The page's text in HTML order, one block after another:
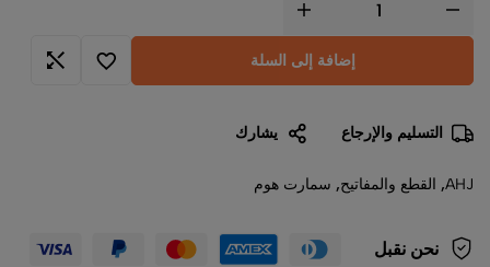
إضافة إلى السلة
التسليم والإرجاع يشارك
AHJ
, القطع والمفاتيح, سمارت هوم
نحن نقبل